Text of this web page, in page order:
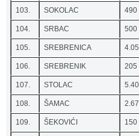
103. SOKOLAC 490
104. SRBAC 500
105. SREBRENICA
106. SREBRENIK 205
107. STOLAC
108. ŠAMAC
109. ŠEKOVIĆI 150